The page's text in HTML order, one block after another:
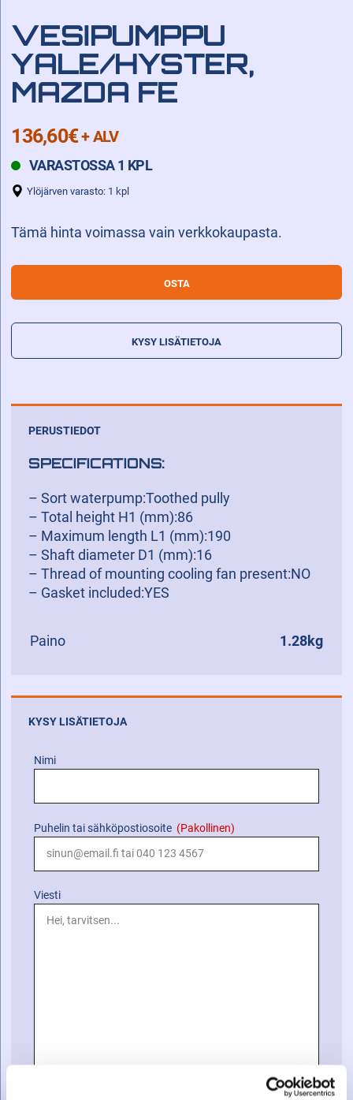
VESIPUMPPU
YALE/HYSTER,
MAZDA FE
136,60€+ ALV
VARASTOSSA 1 KPL
Ylöjärven varasto: 1 kpl
Tämä hinta voimassa vain verkkokaupasta.
VESIPUMPPU
YALE/HYSTER,
FE
OSTA
KYSY LISÄTIETOJA
PERUSTIEDOT
SPECIFICATIONS:
– Sort waterpump:Toothed pully
– Total height H1 (mm):86
– Maximum length L1 (mm):190
– Shaft diameter D1 (mm):16
– Thread of mounting cooling fan present:NO
– Gasket included:YES
Paino 1.28kg
KYSY LISÄTIETOJA
Nimi
Puhelin tai sähköpostiosoite (Pakollinen)
Viesti